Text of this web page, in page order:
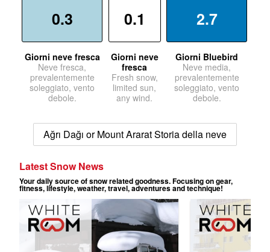
0.3
Giorni neve fresca
Neve fresca,
prevalentemente
soleggiato, vento
debole.
0.1
Giorni neve
fresca
Fresh snow,
limited sun,
any wind.
2.7
Giorni Bluebird
Neve media,
prevalentemente
soleggiato, vento
debole.
Ağrı Dağı or Mount Ararat Storia della neve